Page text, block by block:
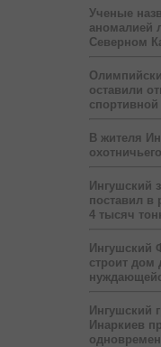
Ученые
аномалией
Северном
оставили
В жителя
Ингушский
поставил в
4 тысяч
Ингушский
строит дом
Ингушский
Инаркиев